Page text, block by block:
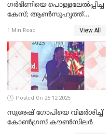
ഗര്‍ഭിണിയെ പൊള്ളലേല്‍പ്പിച്ച
കേസ്; ആണ്‍സുഹൃത്ത്
1 Min Read View All
Posted On 25-12-2025
സുരേഷ് ഗോപിയെ വിമര്‍ശിച്ച്
കോണ്‍ഗ്രസ് കൗണ്‍സിലര്‍